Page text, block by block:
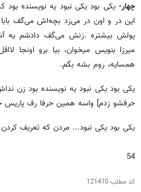
چهار- یکی بود یکی نبود یه نویسنده
این در و اون در می‌زد بچه‌‌اش می‌گف بابا
پولش بیشتره .زنش می‌گف دادشم یه
میرزا بنویس میخوان، بیا برو اونجا
همسایه، روم بشه بگم.
یکی بود یکی نبود یه نویسنده بود زن
حرفشو زدم] واسه‌ همین حرفا رف
یکی بود یکی نبود... مردن که تعریف کردن
54
کد مطلب121410